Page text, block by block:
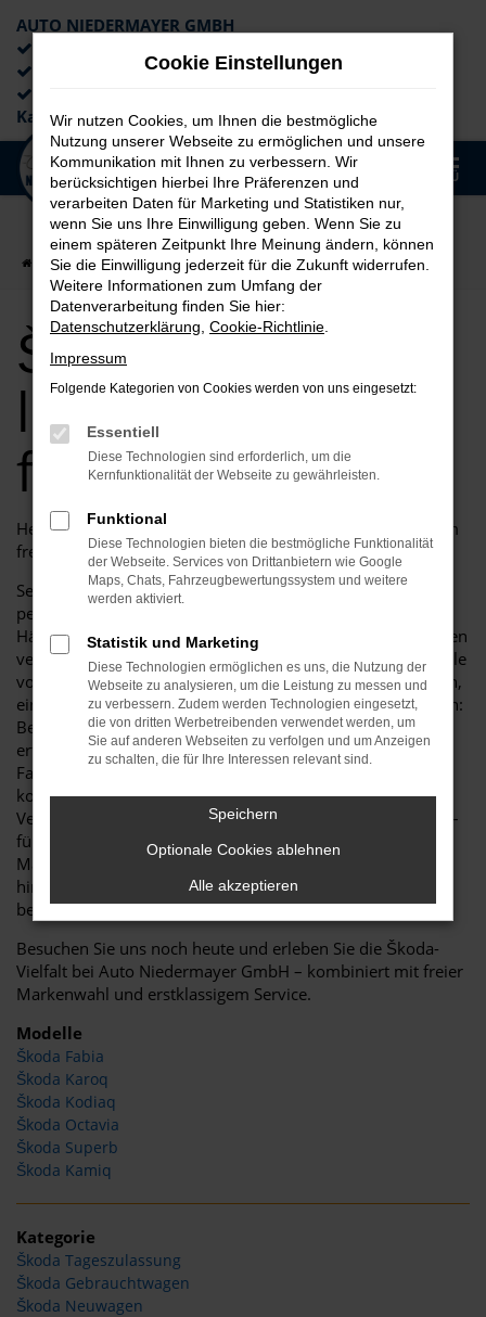
Zum
Hauptinhalt
springen
AUTO NIEDERMAYER GMBH
Lieferung an die Haustür
Kaufabwicklung
MENÜ
Startseite auto Škoda kaufen, leasen, finanzieren
Škoda kaufen,
leasen,
finanzieren
Herzlich willkommen bei Auto Niedermayer GmbH – Ihrem
freien Mehrmarken-Autohaus in der Nähe!
Seit über 40 Jahren stehen wir für Qualität, Vielfalt und
persönliche Beratung rund ums Auto. Als unabhängiger
Händler bieten wir Ihnen eine große Auswahl an Fahrzeugen
verschiedener Marken – mit besonderem Fokus auf Modelle
von Škoda. Egal, ob Sie einen zuverlässigen Familienwagen,
ein sportliches Modell oder ein luxuriöses Fahrzeug suchen:
Bei uns finden Sie garantiert das passende Auto. Unsere
erfahrenen Berater unterstützen Sie dabei, das richtige
Fahrzeug für Ihre individuellen Bedürfnisse zu finden –
kompetent, ehrlich und markenunabhängig. Neben dem
Verkauf bieten wir auch umfassende Serviceleistungen an –
für Fahrzeuge von Škoda ebenso wie für viele andere
Marken. Von Wartung und Reparaturen über Zubehör bis
hin zu individuellen Upgrades: Bei uns ist Ihr Fahrzeug in
besten Händen.
Besuchen Sie uns noch heute und erleben Sie die Škoda-
Vielfalt bei Auto Niedermayer GmbH – kombiniert mit freier
Markenwahl und erstklassigem Service.
Modelle
Škoda Fabia
Škoda Karoq
Škoda Kodiaq
Škoda Octavia
Škoda Superb
Škoda Kamiq
Kategorie
Škoda Tageszulassung
Škoda Gebrauchtwagen
Škoda Neuwagen
Cookie Einstellungen
Wir nutzen Cookies, um Ihnen die bestmögliche
Nutzung unserer Webseite zu ermöglichen und unsere
Kommunikation mit Ihnen zu verbessern. Wir
berücksichtigen hierbei Ihre Präferenzen und
verarbeiten Daten für Marketing und Statistiken nur,
wenn Sie uns Ihre Einwilligung geben. Wenn Sie zu
einem späteren Zeitpunkt Ihre Meinung ändern, können
Sie die Einwilligung jederzeit für die Zukunft widerrufen.
Weitere Informationen zum Umfang der
Datenverarbeitung finden Sie hier:
Datenschutzerklärung Cookie-Richtlinie
Impressum
Folgende Kategorien von Cookies werden von uns eingesetzt:
Essentiell
Diese Technologien sind erforderlich, um die
Kernfunktionalität der Webseite zu gewährleisten.
Funktional
Diese Technologien bieten die bestmögliche Funktionalität
der Webseite. Services von Drittanbietern wie Google
Maps, Chats, Fahrzeugbewertungssystem und weitere
werden aktiviert.
Statistik und Marketing
Diese Technologien ermöglichen es uns, die Nutzung der
Webseite zu analysieren, um die Leistung zu messen und
zu verbessern. Zudem werden Technologien eingesetzt,
die von dritten Werbetreibenden verwendet werden, um
Sie auf anderen Webseiten zu verfolgen und um Anzeigen
zu schalten, die für Ihre Interessen relevant sind.
Speichern
Optionale Cookies ablehnen
Alle akzeptieren